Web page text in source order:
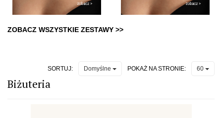
ZOBACZ WSZYSTKIE ZESTAWY >>
SORTUJ: Domyślne POKAŻ NA STRONIE: 60
Biżuteria